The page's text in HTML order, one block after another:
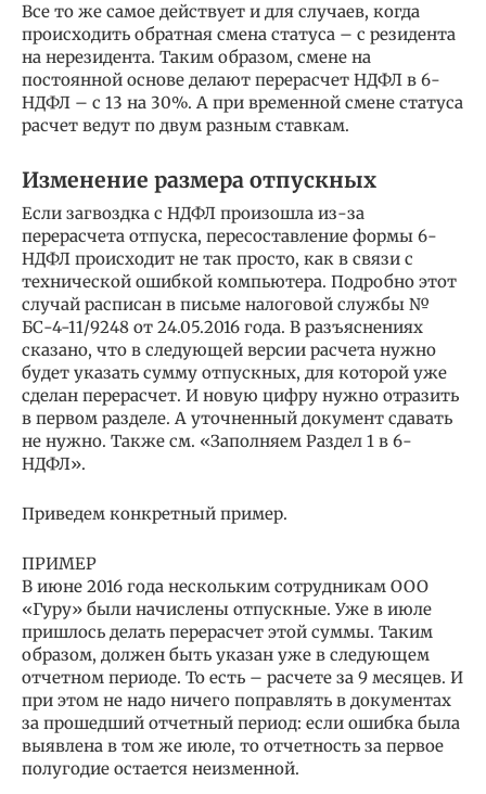
Все то же самое действует и для случаев, когда
происходить обратная смена статуса – с резидента
на нерезидента. Таким образом, смене на
постоянной основе делают перерасчет НДФЛ в 6-
НДФЛ – с 13 на 30%. А при временной смене статуса
расчет ведут по двум разным ставкам.
Изменение размера отпускных
Если загвоздка с НДФЛ произошла из-за
перерасчета отпуска, пересоставление формы 6-
НДФЛ происходит не так просто, как в связи с
технической ошибкой компьютера. Подробно этот
случай расписан в письме налоговой службы №
БС-4-11/9248 от 24.05.2016 года. В разъяснениях
сказано, что в следующей версии расчета нужно
будет указать сумму отпускных, для которой уже
сделан перерасчет. И новую цифру нужно отразить
в первом разделе. А уточненный документ сдавать
не нужно. Также см. «Заполняем Раздел 1 в 6-
НДФЛ».
Приведем конкретный пример.
ПРИМЕР
В июне 2016 года нескольким сотрудникам ООО
«Гуру» были начислены отпускные. Уже в июле
пришлось делать перерасчет этой суммы. Таким
образом, должен быть указан уже в следующем
отчетном периоде. То есть – расчете за 9 месяцев. И
при этом не надо ничего поправлять в документах
за прошедший отчетный период: если ошибка была
выявлена в том же июле, то отчетность за первое
полугодие остается неизменной.